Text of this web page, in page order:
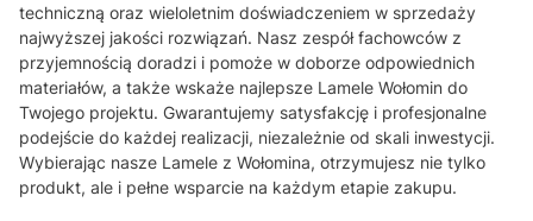
techniczną oraz wieloletnim doświadczeniem w sprzedaży
najwyższej jakości rozwiązań. Nasz zespół fachowców z
przyjemnością doradzi i pomoże w doborze odpowiednich
materiałów, a także wskaże najlepsze Lamele Wołomin do
Twojego projektu. Gwarantujemy satysfakcję i profesjonalne
podejście do każdej realizacji, niezależnie od skali inwestycji.
Wybierając nasze Lamele z Wołomina, otrzymujesz nie tylko
produkt, ale i pełne wsparcie na każdym etapie zakupu.